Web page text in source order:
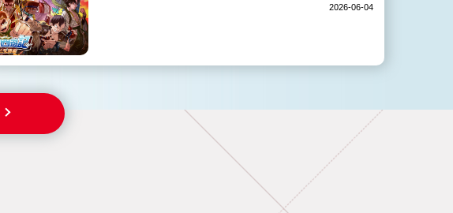
2026-06-04